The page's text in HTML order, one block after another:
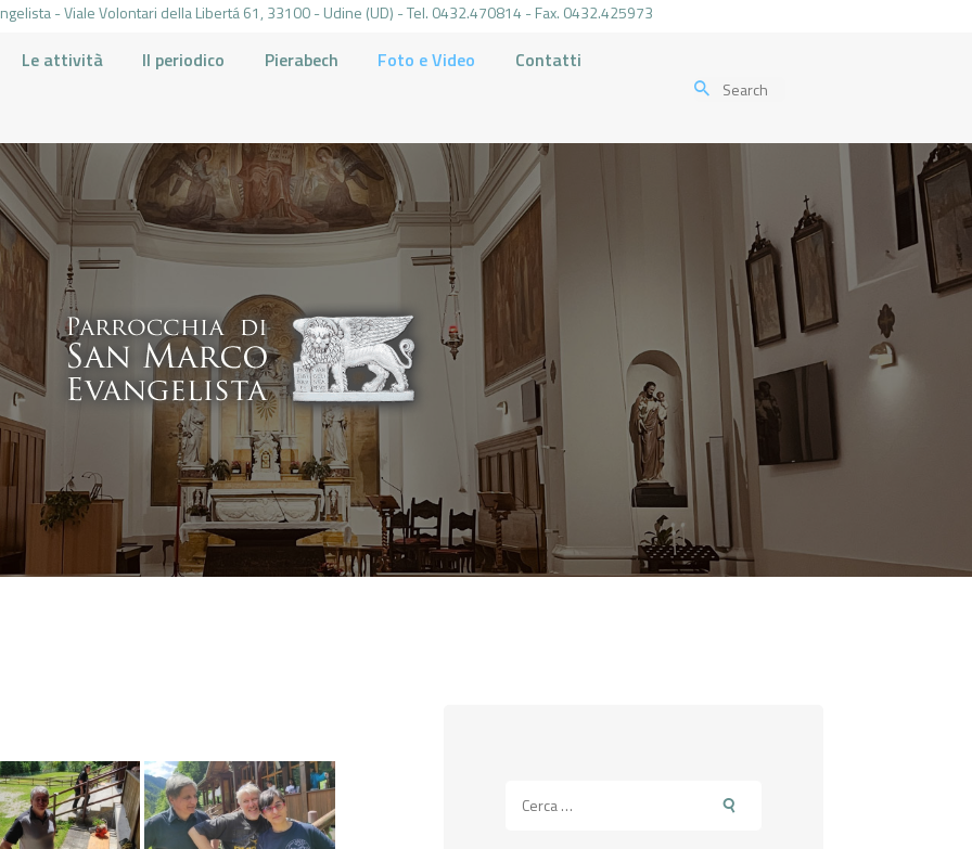
- Viale Volontari della Libertá 61, 33100 - Udine (UD) - Tel. 0432.470814 - Fax. 0432.425973
Le attività Il periodico Pierabech Foto e Video Contatti
HOME
LA PARROCCHIA
IL PARROCO
LE ATTIVITÀ
IL PERIODICO
PIERABECH
FOTO E VIDEO
CONTATTI
per: